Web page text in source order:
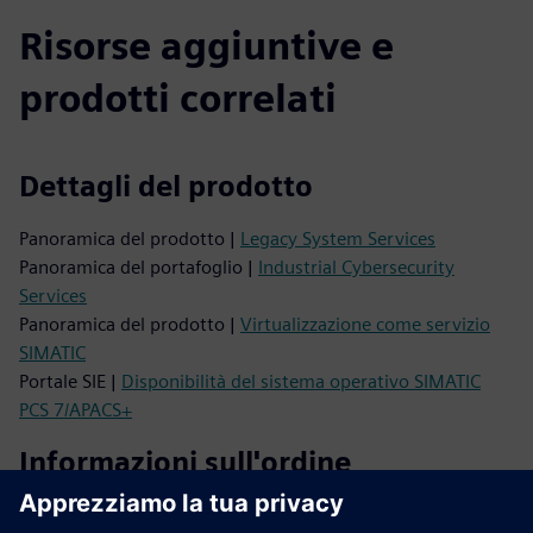
Risorse aggiuntive e
prodotti correlati
Dettagli del prodotto
Panoramica del prodotto | Legacy System Services
Panoramica del portafoglio | Industrial Cybersecurity
Services
Panoramica del prodotto | Virtualizzazione come servizio
SIMATIC
Portale SIE | Disponibilità del sistema operativo SIMATIC
PCS 7/APACS+
Informazioni sull'ordine
Portale SIE |Acquista la nostra offerta